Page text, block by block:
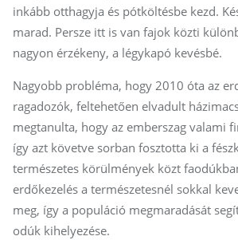
inkább otthagyja és pótköltésbe kezd.
marad. Persze itt is van fajok közti
nagyon érzékeny, a légykapó kevésbé.
Nagyobb probléma, hogy 2010 óta az
ragadozók, feltehetően elvadult
megtanulta, hogy az emberszag valami
így azt követve sorban fosztotta ki a
természetes körülmények közt
erdőkezelés a természetesnél sokkal
meg, így a populáció megmaradását
odúk kihelyezése.